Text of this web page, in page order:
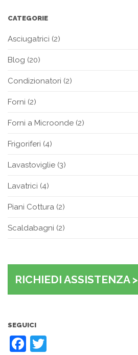
CATEGORIE
Asciugatrici (2)
Blog (20)
Condizionatori (2)
Forni (2)
Forni a Microonde (2)
Frigoriferi (4)
Lavastoviglie (3)
Lavatrici (4)
Piani Cottura (2)
Scaldabagni (2)
RICHIEDI ASSISTENZA >
SEGUICI
Facebook